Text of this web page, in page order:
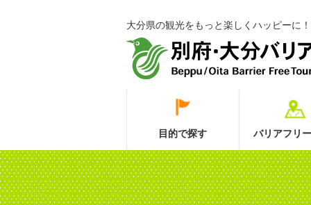
大分県の観光をもっと楽しくハッピーに！
目的で探す バリアフリ